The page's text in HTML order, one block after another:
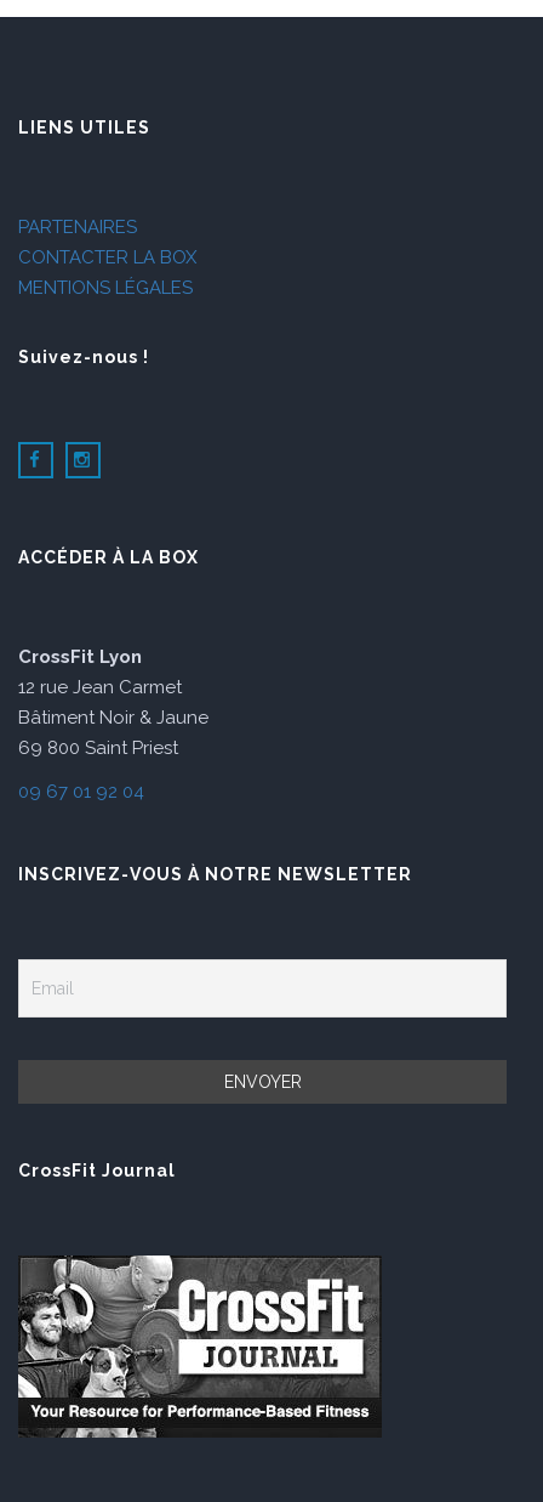
LIENS UTILES
PARTENAIRES
CONTACTER LA BOX
MENTIONS LÉGALES
Suivez-nous !
ACCÉDER À LA BOX
CrossFit Lyon
12 rue Jean Carmet
Bâtiment Noir & Jaune
69 800 Saint Priest
09 67 01 92 04
INSCRIVEZ-VOUS À NOTRE NEWSLETTER
CrossFit Journal